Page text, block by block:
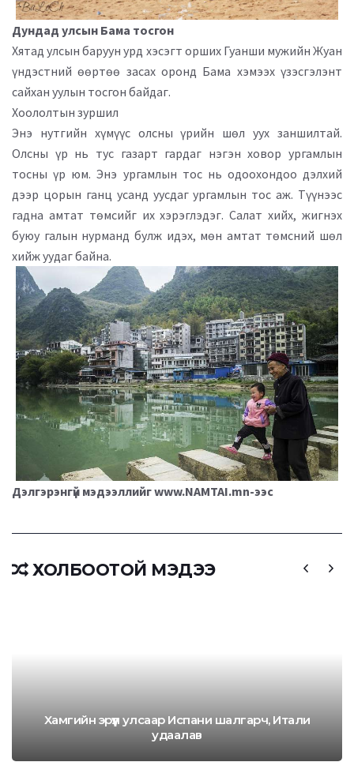
Дундад улсын Бама тосгон
Хятад улсын баруун урд хэсэгт орших Гуанши мужийн Жуан
үндэстний өөртөө засах оронд Бама хэмээх үзэсгэлэнт
сайхан уулын тосгон байдаг.
Хоололтын зуршил
Энэ нутгийн хүмүүс олсны үрийн шөл уух заншилтай.
Олсны үр нь тус газарт гардаг нэгэн ховор ургамлын
тосны үр юм. Энэ ургамлын тос нь одоохондоо дэлхий
дээр цорын ганц усанд уусдаг ургамлын тос аж. Түүнээс
гадна амтат төмсийг их хэрэглэдэг. Салат хийх, жигнэх
буюу галын нурманд булж идэх, мөн амтат төмсний шөл
хийж уудаг байна.
Дэлгэрэнгүй мэдээллийг www.NAMTAI.mn-ээс
ХОЛБООТОЙ МЭДЭЭ
Хамгийн эрүүл улсаар Испани шалгарч, Итали
удаалав